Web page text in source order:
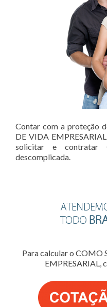
Contar com a proteção
DE VIDA
solicitar e
descomplicada.
Para calcular o COMO
EMPRESARIAL,